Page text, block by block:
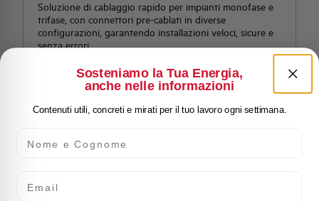
Soluzione di cablaggio rapido per impianti monofase e
trifase, con connettori pre-cablati in diverse
configurazioni, garantendo installazioni veloci, sicure e
senza errori.
Sosteniamo la Tua Energia,
anche nelle informazioni
Contenuti utili, concreti e mirati per il tuo lavoro ogni settimana.